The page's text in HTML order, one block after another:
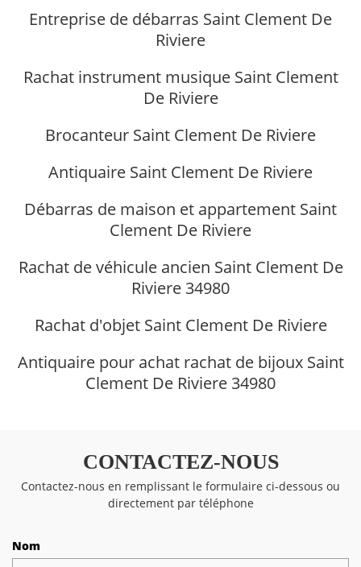
Entreprise de débarras Saint Clement De
Riviere
Rachat instrument musique Saint Clement
De Riviere
Brocanteur Saint Clement De Riviere
Antiquaire Saint Clement De Riviere
Débarras de maison et appartement Saint
Clement De Riviere
Rachat de véhicule ancien Saint Clement De
Riviere 34980
Rachat d'objet Saint Clement De Riviere
Antiquaire pour achat rachat de bijoux Saint
Clement De Riviere 34980
CONTACTEZ-NOUS
Contactez-nous en remplissant le formulaire ci-dessous ou
directement par téléphone
Nom